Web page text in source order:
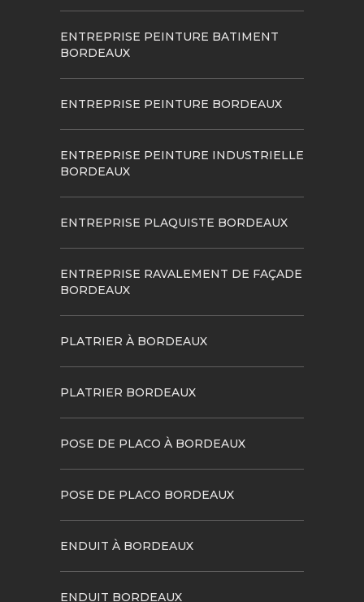
ENTREPRISE PEINTURE BATIMENT
BORDEAUX
ENTREPRISE PEINTURE BORDEAUX
ENTREPRISE PEINTURE INDUSTRIELLE
BORDEAUX
ENTREPRISE PLAQUISTE BORDEAUX
ENTREPRISE RAVALEMENT DE FAÇADE
BORDEAUX
PLATRIER À BORDEAUX
PLATRIER BORDEAUX
POSE DE PLACO À BORDEAUX
POSE DE PLACO BORDEAUX
ENDUIT À BORDEAUX
ENDUIT BORDEAUX